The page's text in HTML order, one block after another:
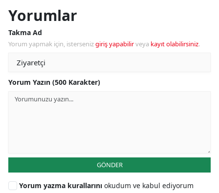
Yorumlar
Takma Ad
Yorum yapmak için, istersenizgiriş yapabilirveya kayıt olabilirsiniz.
Yorum Yazın (500 Karakter)
GÖNDER
Yorum yazma kurallarını okudum ve kabul ediyorum